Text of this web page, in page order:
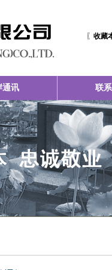
〖 收藏
通讯 联